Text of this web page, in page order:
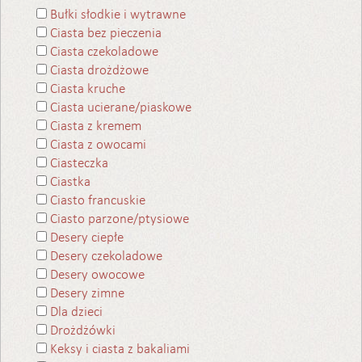
Bułki słodkie i wytrawne
Ciasta bez pieczenia
Ciasta czekoladowe
Ciasta drożdżowe
Ciasta kruche
Ciasta ucierane/piaskowe
Ciasta z kremem
Ciasta z owocami
Ciasteczka
Ciastka
Ciasto francuskie
Ciasto parzone/ptysiowe
Desery ciepłe
Desery czekoladowe
Desery owocowe
Desery zimne
Dla dzieci
Drożdżówki
Keksy i ciasta z bakaliami